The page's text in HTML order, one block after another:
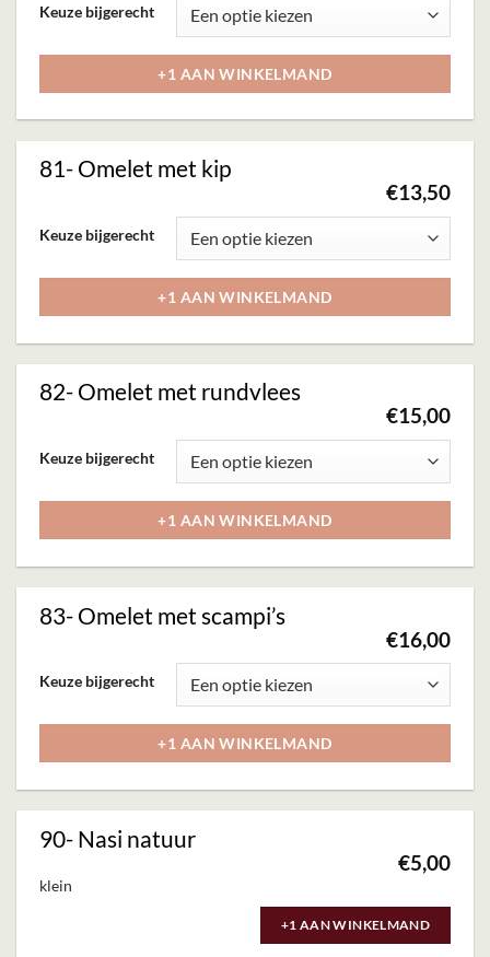
gekozen
productpagina
product
heeft
variaties.
Deze
optie
gekozen
productpagina
Keuze bijgerecht
+1 AAN WINKELMAND
81- Omelet met kip
€13,50
product
heeft
variaties.
Deze
optie
gekozen
productpagina
Keuze bijgerecht
+1 AAN WINKELMAND
82- Omelet met rundvlees
€15,00
product
heeft
variaties.
Deze
optie
gekozen
productpagina
Keuze bijgerecht
+1 AAN WINKELMAND
83- Omelet met scampi’s
€16,00
product
heeft
variaties.
Deze
optie
kan
Keuze bijgerecht
+1 AAN WINKELMAND
90- Nasi natuur
€5,00
klein
+1 AAN WINKELMAND